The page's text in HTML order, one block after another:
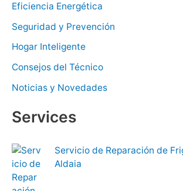
Eficiencia Energética
Seguridad y Prevención
Hogar Inteligente
Consejos del Técnico
Noticias y Novedades
Services
Servicio de Reparación de
Aldaia